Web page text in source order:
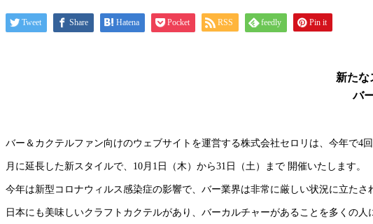
Tweet Share Hatena Pocket RSS feedly Pin it
新たな
バ
バー＆カクテルファン向けのウェブサイトを運営する株式会社セロリは、今年で4
月に延長した新スタイルで、10月1日（木）から31日（土）まで 開催いたします。
今年は新型コロナウィルス感染症の影響で、バー業界は非常に厳しい状況に立たさ
日本にも美味しいクラフトカクテルがあり、バーカルチャーがあることを多くの